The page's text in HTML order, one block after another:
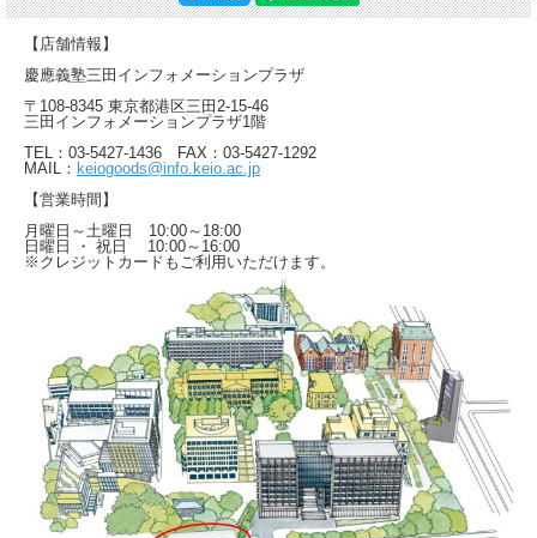
【店舗情報】
慶應義塾三田インフォメーションプラザ
〒108-8345 東京都港区三田2-15-46
三田インフォメーションプラザ1階
TEL：03-5427-1436 FAX：03-5427-1292
MAIL： keiogoods@info.keio.ac.jp
【営業時間】
月曜日～土曜日 10:00～18:00
日曜日 ・ 祝日 10:00～16:00
※クレジットカードもご利用いただけます。